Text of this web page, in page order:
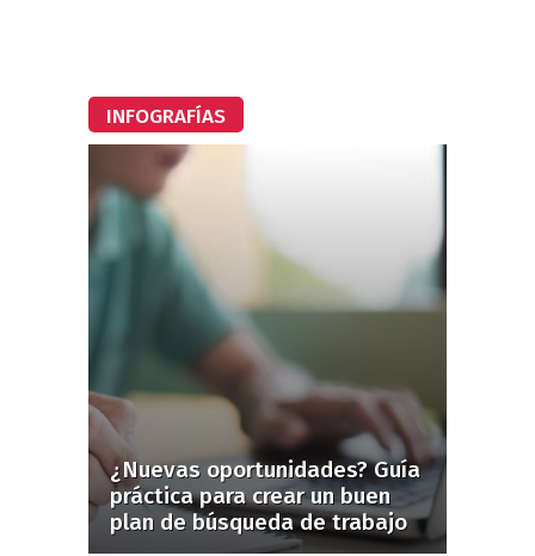
INFOGRAFÍAS
¿Nuevas oportunidades? Guía
práctica para crear un buen
plan de búsqueda de trabajo